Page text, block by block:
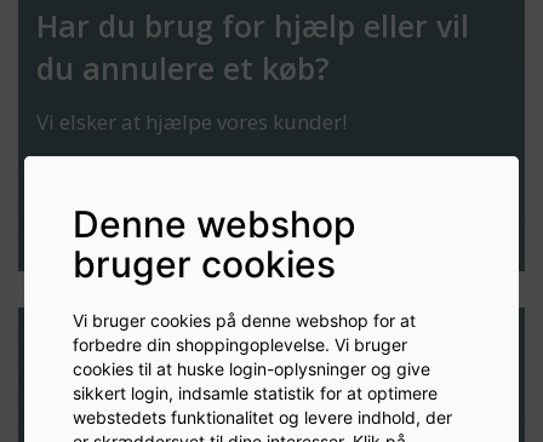
Denne webshop
bruger cookies
Vi bruger cookies på denne webshop for at
forbedre din shoppingoplevelse. Vi bruger
cookies til at huske login-oplysninger og give
sikkert login, indsamle statistik for at optimere
webstedets funktionalitet og levere indhold, der
Har du brug for hjælp eller vil
du annulere et køb?
Vi elsker at hjælpe vores kunder!
Modtag nyheder og inspiration
direkte i din indbakke